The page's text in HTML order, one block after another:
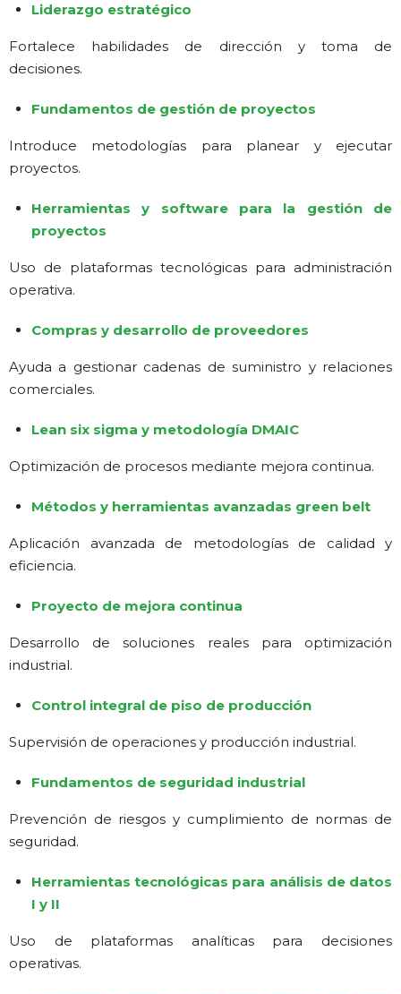
Liderazgo estratégico
Fortalece habilidades de dirección y toma de
decisiones.
Fundamentos de gestión de proyectos
Introduce metodologías para planear y ejecutar
proyectos.
Herramientas y software para la gestión de
proyectos
Uso de plataformas tecnológicas para administración
operativa.
Compras y desarrollo de proveedores
Ayuda a gestionar cadenas de suministro y relaciones
comerciales.
Lean six sigma y metodología DMAIC
Optimización de procesos mediante mejora continua.
Métodos y herramientas avanzadas green belt
Aplicación avanzada de metodologías de calidad y
eficiencia.
Proyecto de mejora continua
Desarrollo de soluciones reales para optimización
industrial.
Control integral de piso de producción
Supervisión de operaciones y producción industrial.
Fundamentos de seguridad industrial
Prevención de riesgos y cumplimiento de normas de
seguridad.
Herramientas tecnológicas para análisis de datos
I y II
Uso de plataformas analíticas para decisiones
operativas.